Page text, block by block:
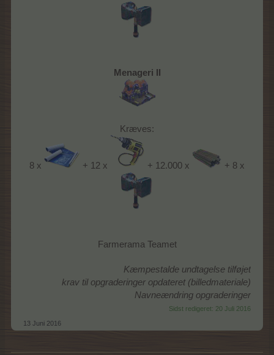
Menageri II
Kræves:
8 x + 12 x + 12.000 x + 8 x
Farmerama Teamet
Kæmpestalde undtagelse tilføjet
krav til opgraderinger opdateret (billedmateriale)
Navneændring opgraderinger
Sidst redigeret: 20 Juli 2016
13 Juni 2016